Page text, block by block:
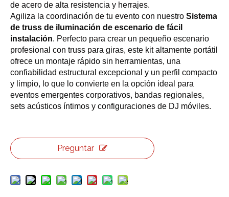
de acero de alta resistencia y herrajes.
Agiliza la coordinación de tu evento con nuestro Sistema
de truss de iluminación de escenario de fácil
instalación. Perfecto para crear un pequeño escenario
profesional con truss para giras, este kit altamente portátil
ofrece un montaje rápido sin herramientas, una
confiabilidad estructural excepcional y un perfil compacto
y limpio, lo que lo convierte en la opción ideal para
eventos emergentes corporativos, bandas regionales,
sets acústicos íntimos y configuraciones de DJ móviles.
Preguntar